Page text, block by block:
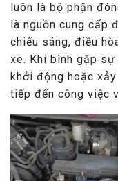
luôn là bộ phận
là nguồn cung cấp
chiếu sáng, điều
xe. Khi bình gặp
khởi động hoặc
tiếp đến công việc